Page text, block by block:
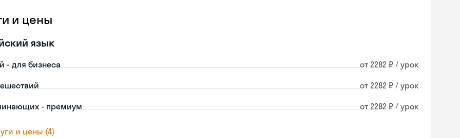
и цены
язык
- для бизнеса от 2282 ₽ / урок
от 2282 ₽ / урок
- премиум от 2282 ₽ / урок
и цены (4)